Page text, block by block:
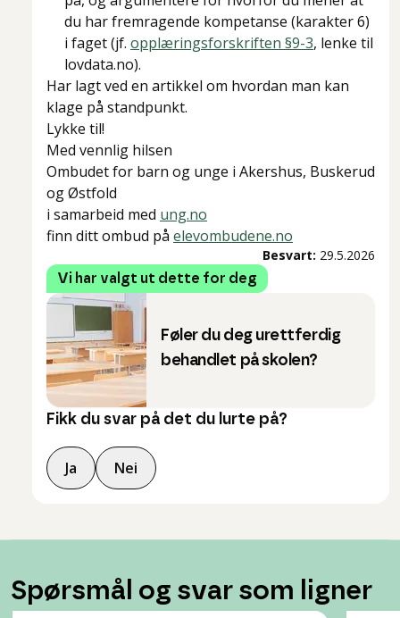
du har fremragende kompetanse (karakter 6)
i faget (jf. opplæringsforskriften §9-3, lenke til
lovdata.no).
Har lagt ved en artikkel om hvordan man kan
klage på standpunkt.
Lykke til!
Med vennlig hilsen
Ombudet for barn og unge i Akershus, Buskerud
og Østfold
i samarbeid med ung.no
finn ditt ombud på elevombudene.no
Besvart: 29.5.2026
Vi har valgt ut dette for deg
Føler du deg urettferdig
behandlet på skolen?
Fikk du svar på det du lurte på?
Ja Nei
Spørsmål og svar som ligner